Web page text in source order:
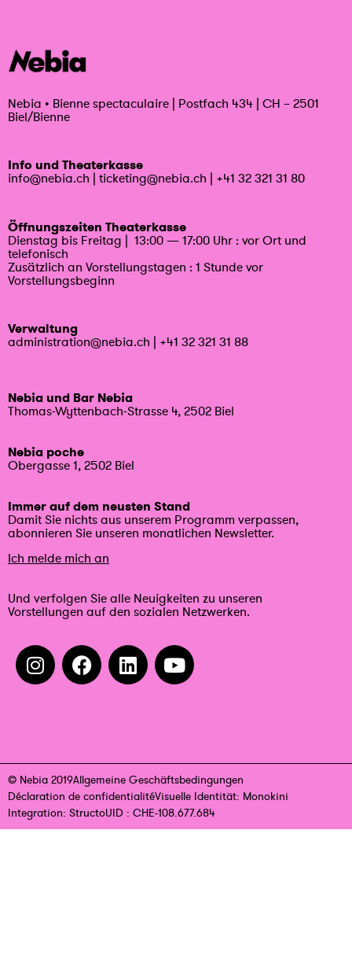
Nebia • Bienne spectaculaire | Postfach 434 | CH – 2501
Biel/Bienne
Info und Theaterkasse
info@nebia.ch | ticketing@nebia.ch | +41 32 321 31 80
Öffnungszeiten Theaterkasse
Dienstag bis Freitag | 13:00 — 17:00 Uhr : vor Ort und
telefonisch
Zusätzlich an Vorstellungstagen : 1 Stunde vor
Vorstellungsbeginn
Verwaltung
administration@nebia.ch | +41 32 321 31 88
Nebia und Bar Nebia
Thomas-Wyttenbach-Strasse 4, 2502 Biel
Nebia poche
Obergasse 1, 2502 Biel
Immer auf dem neusten Stand
Damit Sie nichts aus unserem Programm verpassen,
abonnieren Sie unseren monatlichen Newsletter.
Ich melde mich an
Und verfolgen Sie alle Neuigkeiten zu unseren
Vorstellungen auf den sozialen Netzwerken.
© Nebia 2019Allgemeine Geschäftsbedingungen
Déclaration de confidentialitéVisuelle Identität: Monokini
Integration: StructoUID : CHE-108.677.684